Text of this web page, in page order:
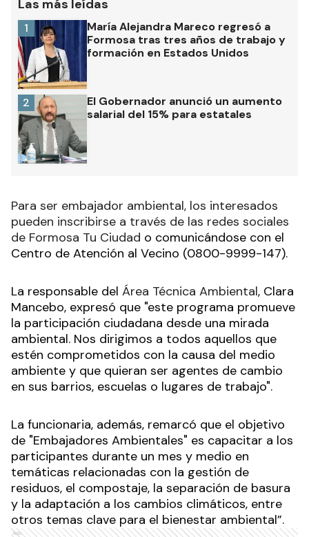
Las más leídas
María Alejandra Mareco regresó a
Formosa tras tres años de trabajo y
formación en Estados Unidos
1
El Gobernador anunció un aumento
salarial del 15% para estatales
2
Para ser embajador ambiental, los interesados
pueden inscribirse a través de las redes sociales
de Formosa Tu Ciudad o comunicándose con el
Centro de Atención al Vecino (0800-9999-147).
La responsable del Área Técnica Ambiental, Clara
Mancebo, expresó que "este programa promueve
la participación ciudadana desde una mirada
ambiental. Nos dirigimos a todos aquellos que
estén comprometidos con la causa del medio
ambiente y que quieran ser agentes de cambio
en sus barrios, escuelas o lugares de trabajo".
La funcionaria, además, remarcó que el objetivo
de "Embajadores Ambientales" es capacitar a los
participantes durante un mes y medio en
temáticas relacionadas con la gestión de
residuos, el compostaje, la separación de basura
y la adaptación a los cambios climáticos, entre
otros temas clave para el bienestar ambiental”.
Ads